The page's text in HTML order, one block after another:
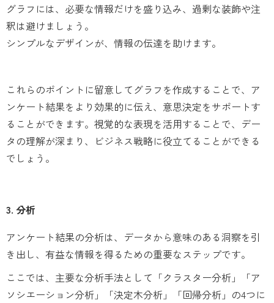
グラフには、必要な情報だけを盛り込み、過剰な装飾や注
釈は避けましょう。
シンプルなデザインが、情報の伝達を助けます。
これらのポイントに留意してグラフを作成することで、ア
ンケート結果をより効果的に伝え、意思決定をサポートす
ることができます。視覚的な表現を活用することで、デー
タの理解が深まり、ビジネス戦略に役立てることができる
でしょう。
3. 分析
アンケート結果の分析は、データから意味のある洞察を引
き出し、有益な情報を得るための重要なステップです。
ここでは、主要な分析手法として「クラスター分析」「ア
ソシエーション分析」「決定木分析」「回帰分析」の4つに